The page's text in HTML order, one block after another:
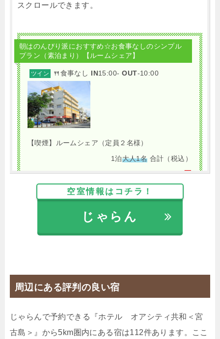
スクロールできます。
朝はのんびり派におすすめ☆お食事なしのシンプル
プラン（素泊まり）【ルームシェア】
ツイン 🍴食事なし IN15:00- OUT-10:00
【喫煙】ルームシェア（定員２名様）
1泊大人1名 合計（税込）
4,300円
じゃらんで確認する
ツイン 🍴食事なし IN15:00- OUT-10:00
空室情報はコチラ！
じゃらん
周辺にある評判の良い宿
じゃらんで予約できる『ホテル オアシティ共和＜宮
古島＞』から5km圏内にある宿は112件あります。ここ